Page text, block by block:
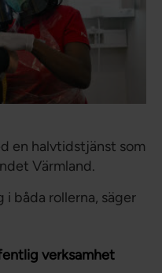
en halvtidstjänst som
Värmland.
båda rollerna, säger
verksamhet